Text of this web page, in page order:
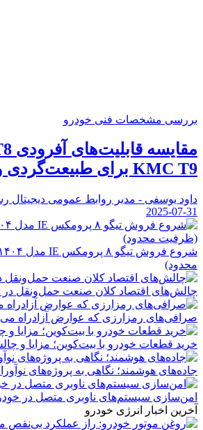
بررسی مشخصات فنی خودرو
KMC T9 برای طبیعت‌گردی و کویرنوردی
داود یوسفی - مدیر روابط عمومی دیجیتال
2025-07-31
محدود)
چالش‌های اقتصاد کلان صنعت حمل‌ونقل در
صرافی‌های رمزارزی که عوارض آزادراه
خرید قطعات خودرو با بیت‌کوین؛ مزایا و
جاده‌های هوشمند؛ نگاهی به پروژه‌های
امن‌سازی سیستم‌های ناوبری متصل در
آخرین اخبار انرژی خودرو